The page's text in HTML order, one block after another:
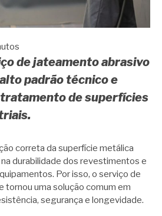
de jateamento abrasivo
padrão técnico e
de superfícies
correta da superfície metálica
durabilidade dos revestimentos e
Por isso, o serviço de
tornou uma solução comum em
segurança e longevidade.